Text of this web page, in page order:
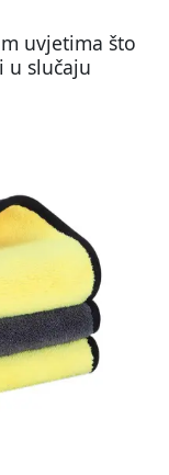
uvjetima što
u slučaju